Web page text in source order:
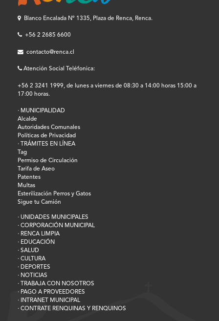
Blanco Encalada Nº 1335, Plaza de Renca, Renca.
+56 2 2685 6600
contacto@renca.cl
Atención Social Teléfonica:
+56 2 3241 1999, de lunes a viernes de 08:30 a 14:00 horas 15:00 a
17:00 horas.
· MUNICIPALIDAD
Alcalde
Autoridades Comunales
Políticas de Privacidad
· TRÁMITES EN LÍNEA
Tag
Permiso de Circulación
Tarifa de Aseo
Patentes
Multas
Esterilización Perros y Gatos
Sigue tu Camión
· UNIDADES MUNICIPALES
· CORPORACIÓN MUNICIPAL
· RENCA LIMPIA
· EDUCACIÓN
· SALUD
· CULTURA
· DEPORTES
· NOTICIAS
· TRABAJA CON NOSOTROS
· PAGO A PROVEEDORES
· INTRANET MUNICIPAL
· CONTRATE RENQUINAS Y RENQUINOS